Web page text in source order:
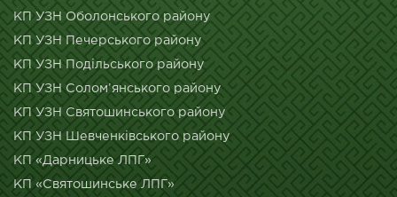
КП УЗН Оболонського району
КП УЗН Печерського району
КП УЗН Подільського району
КП УЗН Солом’янського району
КП УЗН Святошинського району
КП УЗН Шевченківського району
КП «Дарницьке ЛПГ»
КП «Святошинське ЛПГ»